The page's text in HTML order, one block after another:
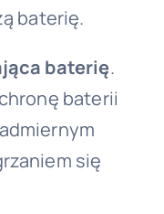
baterię.
baterię.
baterii
się